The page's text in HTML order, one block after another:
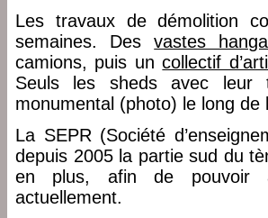
Les travaux de démolition
semaines. Desvastes
camions, puis uncollectif
Seuls les sheds avec
monumental (photo) le long
La SEPR (Société
depuis 2005 la partie sud du
en plus, afin de pouvoir
actuellement.